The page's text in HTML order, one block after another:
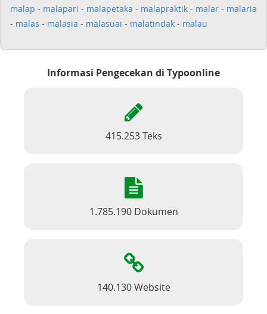
malap - malapari - malapetaka - malapraktik - malar - malaria
- malas - malasia - malasuai - malatindak - malau
Informasi Pengecekan di Typoonline
415.253 Teks
1.785.190 Dokumen
140.130 Website